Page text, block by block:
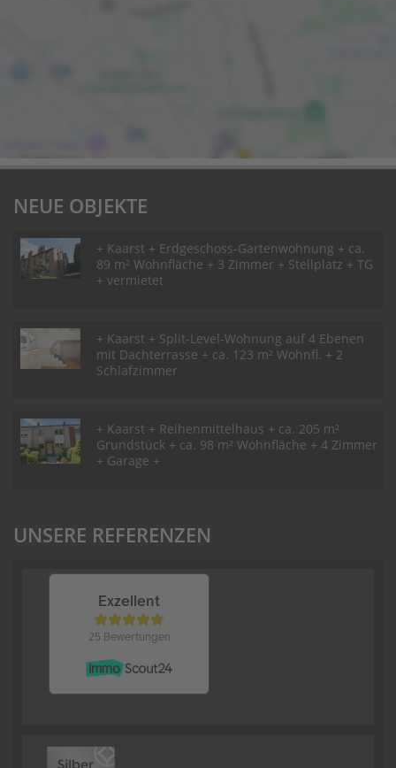
NEUE OBJEKTE
+ Kaarst + Erdgeschoss-Gartenwohnung + ca.
89 m² Wohnfläche + 3 Zimmer + Stellplatz + TG
+ vermietet
+ Kaarst + Split-Level-Wohnung auf 4 Ebenen
mit Dachterrasse + ca. 123 m² Wohnfl. + 2
Schlafzimmer
+ Kaarst + Reihenmittelhaus + ca. 205 m²
Grundstück + ca. 98 m² Wohnfläche + 4 Zimmer
+ Garage +
UNSERE REFERENZEN